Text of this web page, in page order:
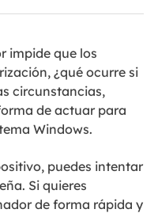
impide que los
¿qué ocurre si
circunstancias,
de actuar para
Windows.
puedes intentar
Si quieres
de forma rápida y